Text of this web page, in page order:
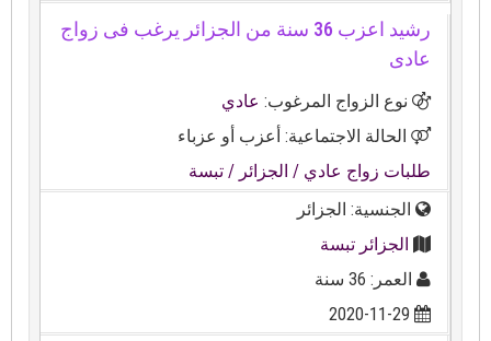
رشيد اعزب 36 سنة من الجزائر يرغب فى زواج
عادى
نوع الزواج المرغوب:عادي
الحالة الاجتماعية: أعزب أو عزباء
طلبات زواج عادي/ الجزائر / تبسة
الجنسية: الجزائر
الجزائر تبسة
العمر: 36 سنة
2020-11-29